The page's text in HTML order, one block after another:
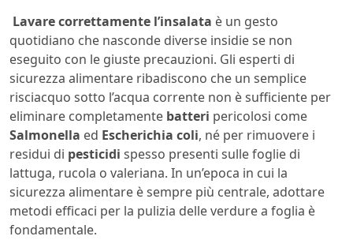
Lavare correttamente l’insalata è un gesto
quotidiano che nasconde diverse insidie se non
eseguito con le giuste precauzioni. Gli esperti di
sicurezza alimentare ribadiscono che un semplice
risciacquo sotto l’acqua corrente non è sufficiente per
eliminare completamente batteri pericolosi come
Salmonella ed Escherichia coli, né per rimuovere i
residui di pesticidi spesso presenti sulle foglie di
lattuga, rucola o valeriana. In un’epoca in cui la
sicurezza alimentare è sempre più centrale, adottare
metodi efficaci per la pulizia delle verdure a foglia è
fondamentale.